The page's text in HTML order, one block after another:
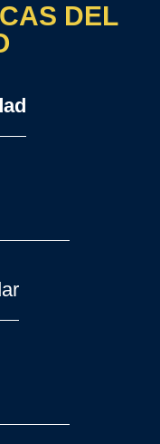
DEL